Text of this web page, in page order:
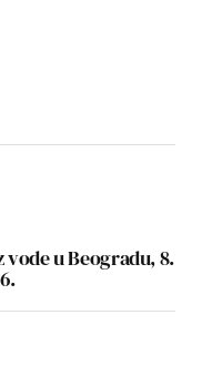
vode u Beogradu, 8.